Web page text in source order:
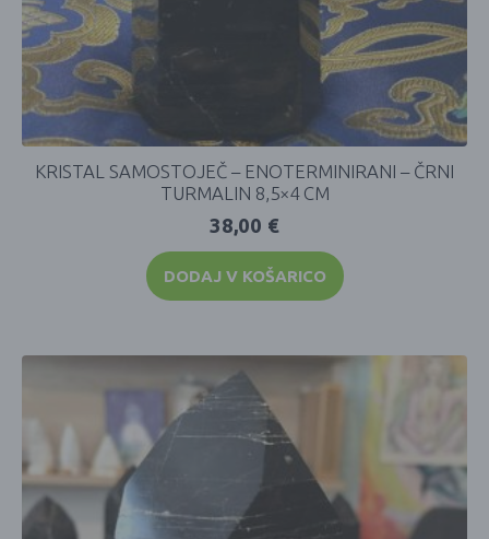
KRISTAL SAMOSTOJEČ – ENOTERMINIRANI – ČRNI
TURMALIN 8,5×4 CM
38,00 €
DODAJ V KOŠARICO